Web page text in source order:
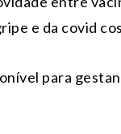
e da covid
para